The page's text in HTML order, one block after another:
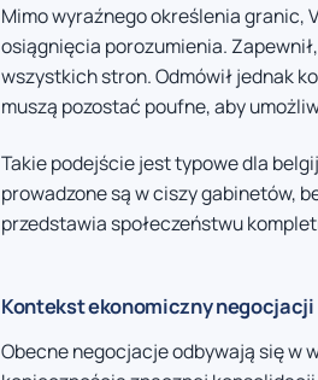
Mimo wyraźnego określenia granic,
osiągnięcia porozumienia.
wszystkich stron. Odmówił jednak
muszą pozostać poufne, aby
Takie podejście jest typowe dla
prowadzone są w ciszy gabinetów,
przedstawia społeczeństwu
Kontekst ekonomiczny negocjacji
Obecne negocjacje odbywają się w